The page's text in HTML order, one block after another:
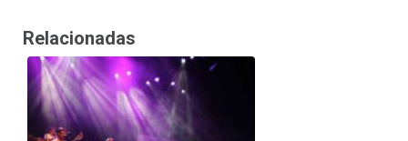
Relacionadas